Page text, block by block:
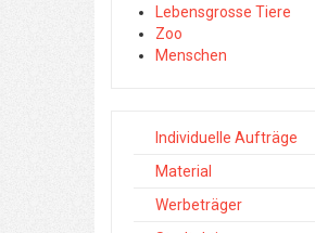
Lebensgrosse Tiere
Zoo
Menschen
Individuelle Aufträge
Material
Werbeträger